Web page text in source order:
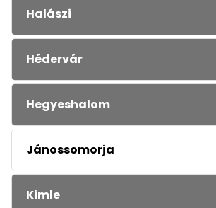
Halászi
Hédervár
Hegyeshalom
Jánossomorja
Kimle